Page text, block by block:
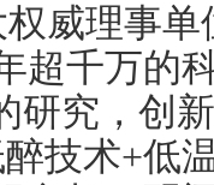
威理事
超千万的
研究，创
技术+低